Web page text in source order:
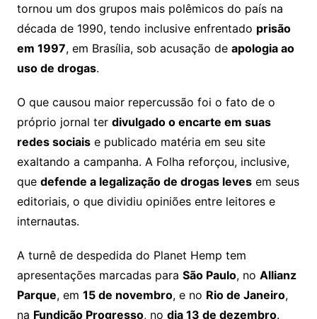
tornou um dos grupos mais polêmicos do país na
década de 1990, tendo inclusive enfrentado prisão
em 1997, em Brasília, sob acusação de apologia ao
uso de drogas.
O que causou maior repercussão foi o fato de o
próprio jornal ter divulgado o encarte em suas
redes sociaise publicado matéria em seu site
exaltando a campanha. A Folha reforçou, inclusive,
que defende a legalização de drogas levesem seus
editoriais, o que dividiu opiniões entre leitores e
internautas.
A turnê de despedida do Planet Hemp tem
apresentações marcadas para São Paulo, no Allianz
Parque, em 15 de novembro, e no Rio de Janeiro,
na Fundição Progresso, no dia 13 de dezembro.